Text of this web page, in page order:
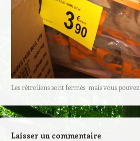
Les rétroliens sont fermés, mais vous pouvez
Laisser un commentaire